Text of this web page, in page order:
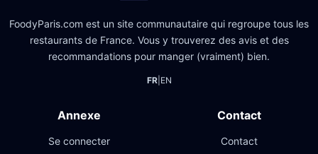
FoodyParis.com est un site communautaire qui regroupe tous les
restaurants de France. Vous y trouverez des avis et des
recommandations pour manger (vraiment) bien.
FR| EN
Annexe
Se connecter
Contact
Contact